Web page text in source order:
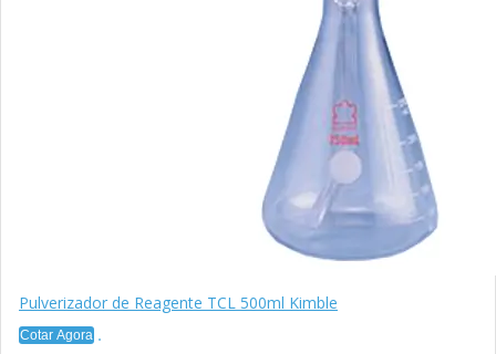
Pulverizador de Reagente TCL 500ml Kimble
Cotar Agora